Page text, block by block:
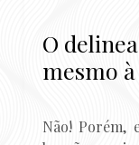
O
mesmo
Não! Porém,